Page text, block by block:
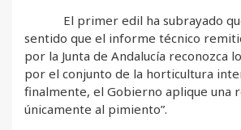
El primer edil ha subrayado
sentido que el informe técnico
por la Junta de Andalucía reconozca
por el conjunto de la horticultura
finalmente, el Gobierno aplique una
únicamente al pimiento”.